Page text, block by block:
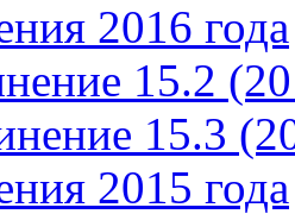
2016 года
15.2
15.3
2015 года